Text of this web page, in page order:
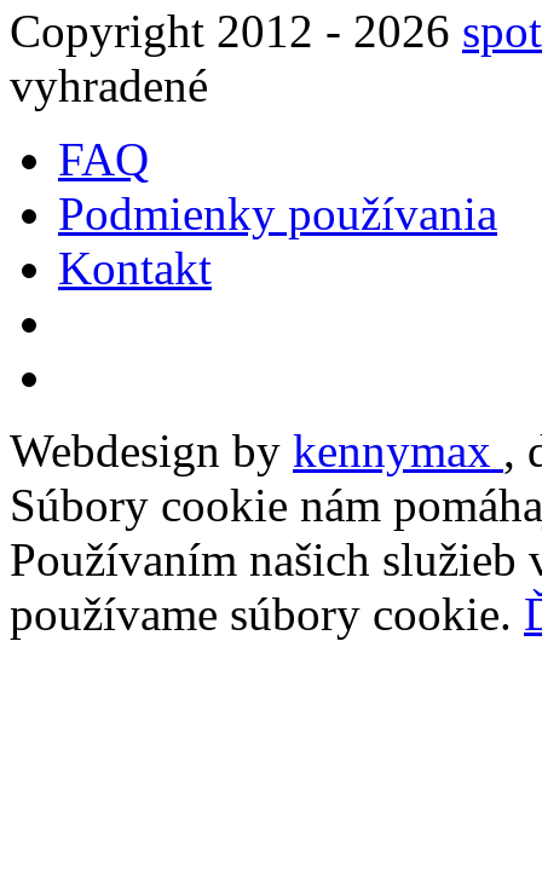
Copyright 2012 - 2026
vyhradené
FAQ
Podmienky používania
Kontakt
Webdesign by kennymax ,
Súbory cookie nám
Používaním našich služieb
používame súbory cookie.